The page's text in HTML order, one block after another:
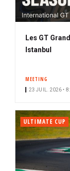
Les GT
Istanbul
MEETING
23 JUIL. 2026 •
ULTIMATE CUP